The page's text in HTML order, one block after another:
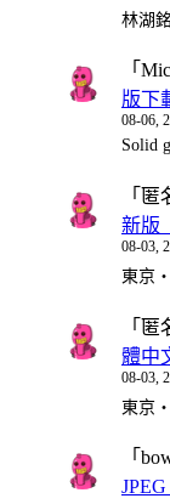
林湖
「
版下
08-06,
Solid
「 匿
新版
08-03,
東京
「 匿
體中
08-03,
東京
「